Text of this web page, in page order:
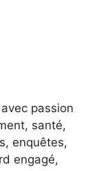
passion
santé,
enquêtes,
engagé,